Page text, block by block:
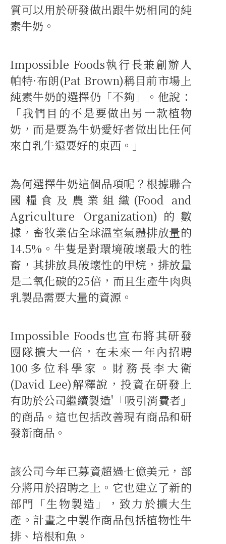
質可以用於研發做出跟牛奶相同的純
素牛奶。
Impossible Foods執行長兼創辦人
帕特·布朗(Pat Brown)稱目前市場上
純素牛奶的選擇仍「不夠」。他說：
「我們目的不是要做出另一款植物
奶，而是要為牛奶愛好者做出比任何
來自乳牛還要好的東西。」
為何選擇牛奶這個品項呢？根據聯合
國糧食及農業組織(Food and
Agriculture Organization)的數
據，畜牧業佔全球溫室氣體排放量的
14.5%。牛隻是對環境破壞最大的牲
畜，其排放具破壞性的甲烷，排放量
是二氧化碳的25倍，而且生產牛肉與
乳製品需要大量的資源。
Impossible Foods也宣布將其研發
團隊擴大一倍，在未來一年內招聘
100多位科學家。財務長李大衛
(David Lee)解釋說，投資在研發上
有助於公司繼續製造'「吸引消費者」
的商品。這也包括改善現有商品和研
發新商品。
該公司今年已募資超過七億美元，部
分將用於招聘之上。它也建立了新的
部門「生物製造」，致力於擴大生
產。計畫之中製作商品包括植物性牛
排、培根和魚。